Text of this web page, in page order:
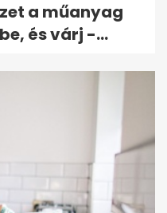
a műanyag
és várj -...